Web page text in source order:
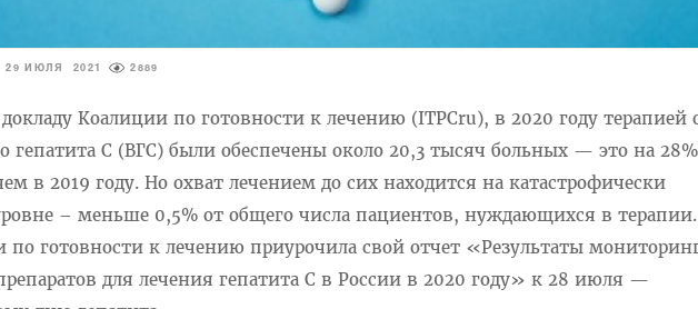
29 ИЮЛЯ 2021 2889
докладу Коалиции по готовности к лечению (ITPCru), в 2020 году терапией
гепатита С (ВГС) были обеспечены около 20,3 тысяч больных — это на 28%
в 2019 году. Но охват лечением до сих находится на катастрофически
– меньше 0,5% от общего числа пациентов, нуждающихся в терапии.
по готовности к лечению приурочила свой отчет «Результаты
для лечения гепатита С в России в 2020 году» к 28 июля —